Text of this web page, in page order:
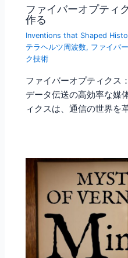
ファイバーオプティ
作る
Inventions that Shaped
テラヘルツ周波数, ファイバ
ク技術
ファイバーオプティクス
データ伝送の高効率な媒
ィクスは、通信の世界を